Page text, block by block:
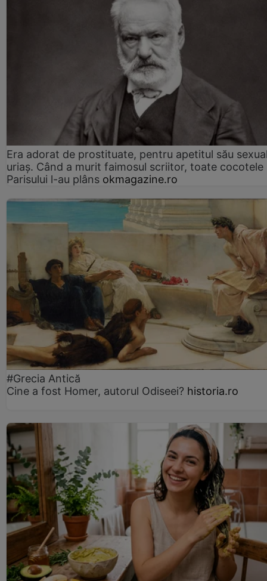
Era adorat de prostituate, pentru apetitul său
uriaș. Când a murit faimosul scriitor, toate cocotele
Parisului l-au plâns okmagazine.ro
#Grecia Antică
Cine a fost Homer, autorul Odiseei? historia.ro